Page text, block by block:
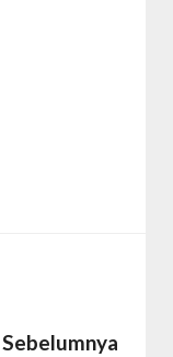
Sebelumnya